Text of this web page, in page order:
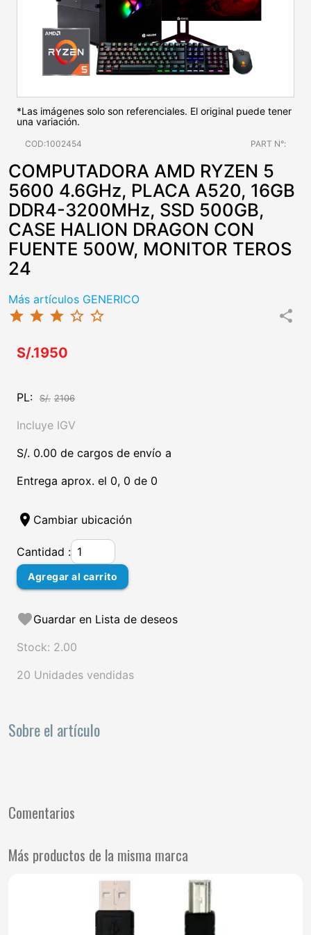
*Las imágenes solo son referenciales. El original puede tener
una variación.
COD:1002454 PART N°:
COMPUTADORA AMD RYZEN 5
5600 4.6GHz, PLACA A520, 16GB
DDR4-3200MHz, SSD 500GB,
CASE HALION DRAGON CON
FUENTE 500W, MONITOR TEROS
24
Más artículos GENERICO
star star star star_border star_border share
S/.1950
PL: S/. 2106
Incluye IGV
S/. 0.00 de cargos de envío a
Entrega aprox. el 0, 0 de 0
location_on Cambiar ubicación
Cantidad :
Agregar al carrito
favoriteGuardar en Lista de deseos
Stock: 2.00
20 Unidades vendidas
Sobre el artículo
Comentarios
Más productos de la misma marca